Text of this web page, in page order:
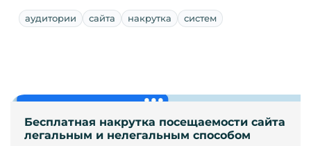
аудитории сайта накрутка систем
Бесплатная накрутка посещаемости сайта
легальным и нелегальным способом